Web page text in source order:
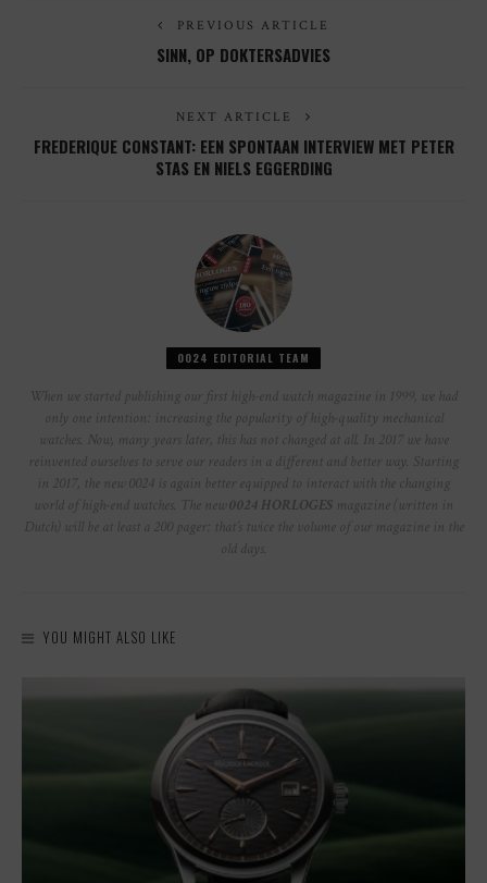
PREVIOUS ARTICLE
SINN, OP DOKTERSADVIES
NEXT ARTICLE
FREDERIQUE CONSTANT: EEN SPONTAAN INTERVIEW MET PETER
STAS EN NIELS EGGERDING
0024 EDITORIAL TEAM
When we started publishing our first high-end watch magazine in 1999, we had
only one intention: increasing the popularity of high-quality mechanical
watches. Now, many years later, this has not changed at all. In 2017 we have
reinvented ourselves to serve our readers in a different and better way. Starting
in 2017, the new 0024 is again better equipped to interact with the changing
world of high-end watches. The new 0024 HORLOGES magazine (written in
Dutch) will be at least a 200 pager: that’s twice the volume of our magazine in the
old days.
YOU MIGHT ALSO LIKE